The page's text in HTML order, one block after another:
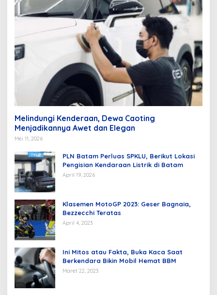
Melindungi Kenderaan, Dewa Caoting
Menjadikannya Awet dan Elegan
Mei 11, 2026
PLN Batam Perluas SPKLU, Berikut Lokasi
Pengisian Kendaraan Listrik di Batam
April 19, 2026
Klasemen MotoGP 2023: Geser Bagnaia,
Bezzecchi Teratas
April 4, 2023
Ini Mitos atau Fakta, Buka Kaca Saat
Berkendara Bikin Mobil Hemat BBM
Maret 22, 2023